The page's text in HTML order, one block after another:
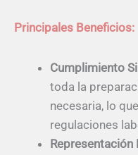
Principales Beneficios:
Cumplimiento
toda la
necesaria, lo
regulaciones
Representación